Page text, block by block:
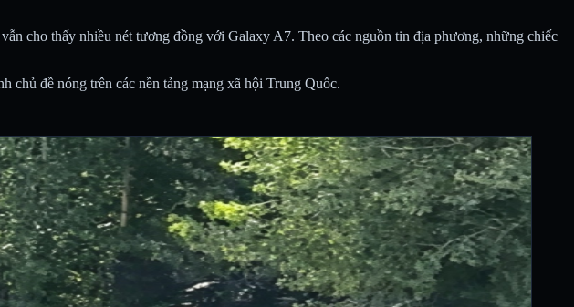
cho thấy nhiều nét tương đồng với Galaxy A7. Theo các nguồn tin địa phương, những chiếc
chủ đề nóng trên các nền tảng mạng xã hội Trung Quốc.